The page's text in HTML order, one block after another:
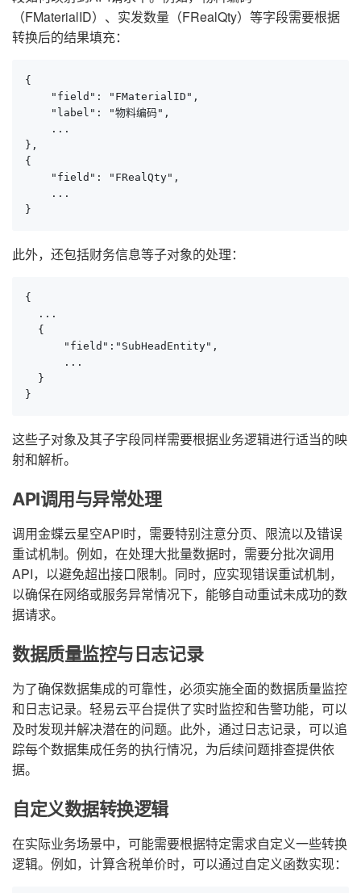
（FMaterialID）、实发数量（FRealQty）等字段需要根据
转换后的结果填充：
{
    "field": "FMaterialID",
    "label": "物料编码",
    ...
},
{
    "field": "FRealQty",
    ...
}
此外，还包括财务信息等子对象的处理：
{
  ...
  {
      "field":"SubHeadEntity",
      ...
  }
}
这些子对象及其子字段同样需要根据业务逻辑进行适当的映
射和解析。
API调用与异常处理
调用金蝶云星空API时，需要特别注意分页、限流以及错误
重试机制。例如，在处理大批量数据时，需要分批次调用
API，以避免超出接口限制。同时，应实现错误重试机制，
以确保在网络或服务异常情况下，能够自动重试未成功的数
据请求。
数据质量监控与日志记录
为了确保数据集成的可靠性，必须实施全面的数据质量监控
和日志记录。轻易云平台提供了实时监控和告警功能，可以
及时发现并解决潜在的问题。此外，通过日志记录，可以追
踪每个数据集成任务的执行情况，为后续问题排查提供依
据。
自定义数据转换逻辑
在实际业务场景中，可能需要根据特定需求自定义一些转换
逻辑。例如，计算含税单价时，可以通过自定义函数实现：